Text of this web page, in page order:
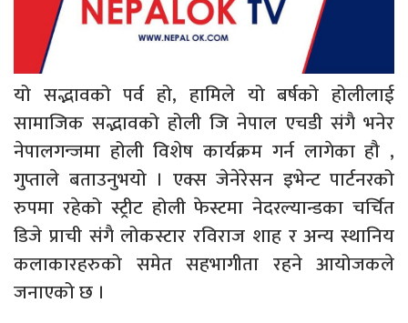
यो सद्भावको पर्व हो, हामिले यो बर्षको होलीलाई
सामाजिक सद्भावको होली जि नेपाल एचडी संगै भनेर
नेपालगन्जमा होली विशेष कार्यक्रम गर्न लागेका हौ ,
गुप्ताले बताउनुभयो । एक्स जेनेरेसन इभेन्ट पार्टनरको
रुपमा रहेको स्ट्रीट होली फेस्टमा नेदरल्यान्डका चर्चित
डिजे प्राची संगै लोकस्टार रविराज शाह र अन्य स्थानिय
कलाकारहरुको समेत सहभागीता रहने आयोजकले
जनाएको छ ।